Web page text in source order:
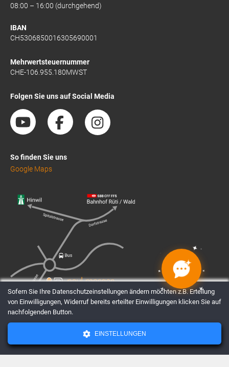
08:00 – 16:00 (durchgehend)
IBAN
CH5306850016305690001
Mehrwertsteuernummer
CHE-106.955.180MWST
Folgen Sie uns auf Social Media
So finden Sie uns
Google Maps
AGBsDatenschutzImpressum
✦
✦
✦
✦
✦
✦
Sofern Sie Ihre Datenschutzeinstellungen ändern möchten z.B. Erteilung
von Einwilligungen, Widerruf bereits erteilter Einwilligungen klicken Sie auf
nachfolgenden Button.
EINSTELLUNGEN